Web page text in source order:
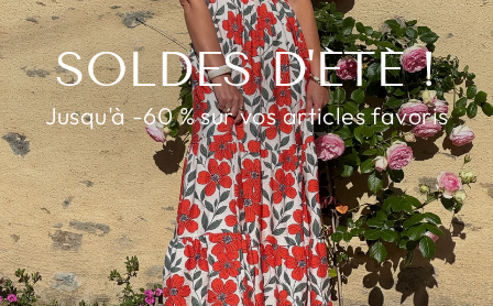
SOLDES D'ÉTÉ !
Jusqu'à -60 % sur vos articles favoris